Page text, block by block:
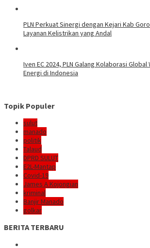
PLN Perkuat Sinergi dengan Kejari Kab
Layanan Kelistrikan yang Andal
Iven EC 2024, PLN Galang Kolaborasi Global
Energi di Indonesia
Topik Populer
sulut
manado
politik
Talaud
DPRD SULUT
E2L-Mantap
Covid-19
James A Kojongian
kriminal
Banjir Manado
golkar
BERITA TERBARU